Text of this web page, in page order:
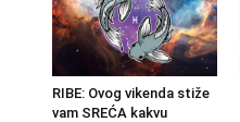
RIBE: Ovog vikenda stiže
vam SREĆA kakvu